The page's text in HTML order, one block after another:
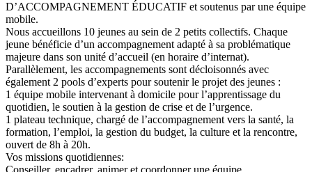
D’ACCOMPAGNEMENT ÉDUCATIF et soutenus par une équipe
mobile.
Nous accueillons 10 jeunes au sein de 2 petits collectifs. Chaque
jeune bénéficie d’un accompagnement adapté à sa problématique
majeure dans son unité d’accueil (en horaire d’internat).
Parallèlement, les accompagnements sont décloisonnés avec
également 2 pools d’experts pour soutenir le projet des jeunes :
1 équipe mobile intervenant à domicile pour l’apprentissage du
quotidien, le soutien à la gestion de crise et de l’urgence.
1 plateau technique, chargé de l’accompagnement vers la santé, la
formation, l’emploi, la gestion du budget, la culture et la rencontre,
ouvert de 8h à 20h.
Vos missions quotidiennes:
Conseiller, encadrer, animer et coordonner une équipe